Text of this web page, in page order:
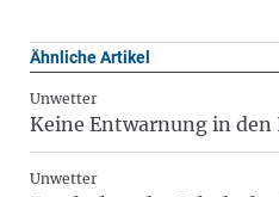
Ähnliche Artikel
Unwetter
Keine Entwarnung in
Unwetter